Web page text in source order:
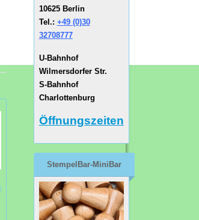
Zeitschrift (UK)
docrafts
Creativity Issue
83
10625 Berlin
Tel.: +49 (0)30
32708777
U-Bahnhof
Wilmersdorfer Str.
S-Bahnhof
Charlottenburg
Öffnungszeiten
StempelBar-MiniBar